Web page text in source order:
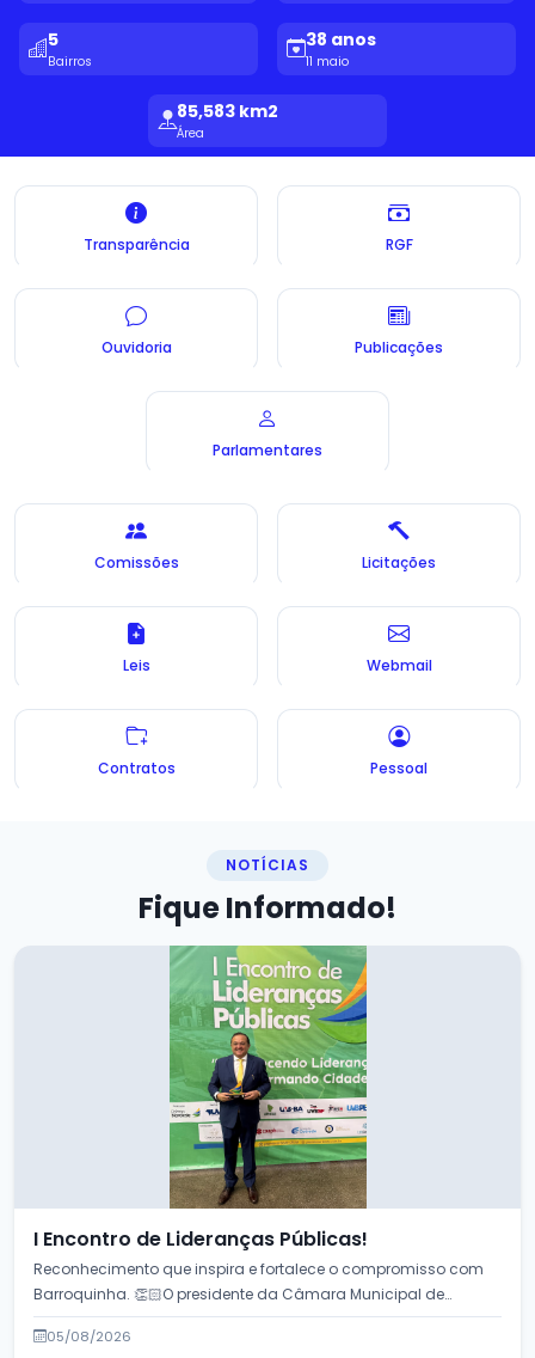
5
Bairros
38 anos
11 maio
85,583 km2
Área
Transparência RGF
Ouvidoria Publicações
Parlamentares
Comissões Licitações
Leis Webmail
Contratos Pessoal
NOTÍCIAS
FiqueInformado!
I Encontro de Lideranças Públicas!
Reconhecimento que inspira e fortalece o compromisso com
Barroquinha. 👏🏻O presidente da Câmara Municipal de
Barroquinha, Professor Wilson, par...
05/08/2026